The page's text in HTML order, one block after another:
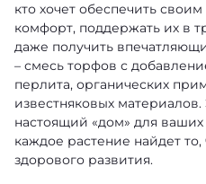
кто хочет обеспечить
комфорт, поддержать их в
даже получить
– смесь торфов с
перлита, органических
известняковых материалов.
настоящий «дом» для
каждое растение найдет
здорового развития.